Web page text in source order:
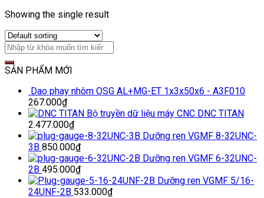
Showing the single result
SẢN PHẨM MỚI
Dao phay nhôm OSG AL+MG-ET 1x3x50x6 - A3F010
267.000₫
Bộ truyền dữ liệu máy CNC DNC TITAN
2.477.000₫
Dưỡng ren VGMF 8-32UNC-
3B 850.000₫
Dưỡng ren VGMF 6-32UNC-
2B 495.000₫
Dưỡng ren VGMF 5/16-
24UNF-2B 533.000₫